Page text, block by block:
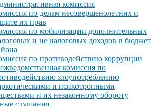
комиссия
по делам несовершенолетних и
их прав
по мобилизации дополнительных
и не налоговых доходов в бюджет
по противодействию коррупции
комиссия по
злоупотреблению
и психотропными
и их незаконному обороту
слушания